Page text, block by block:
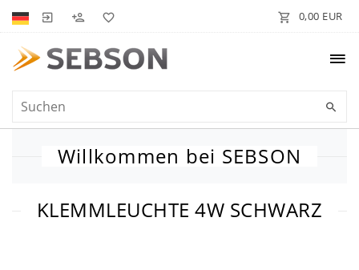
0,00 EUR
Willkommen bei SEBSON
KLEMMLEUCHTE 4W SCHWARZ